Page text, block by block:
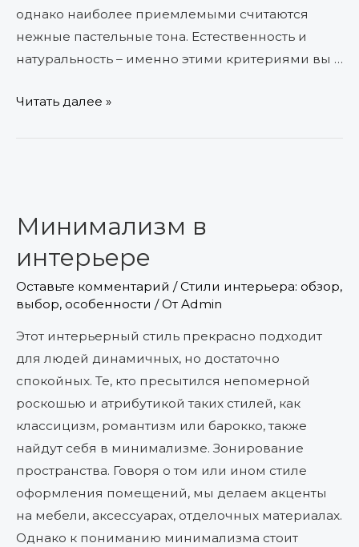
однако наиболее приемлемыми считаются
нежные пастельные тона. Естественность и
натуральность – именно этими критериями вы …
Читать далее »
Минимализм в
интерьере
Оставьте комментарий /Стили интерьера: обзор,
выбор, особенности / От Admin
Этот интерьерный стиль прекрасно подходит
для людей динамичных, но достаточно
спокойных. Те, кто пресытился непомерной
роскошью и атрибутикой таких стилей, как
классицизм, романтизм или барокко, также
найдут себя в минимализме. Зонирование
пространства. Говоря о том или ином стиле
оформления помещений, мы делаем акценты
на мебели, аксессуарах, отделочных материалах.
Однако к пониманию минимализма стоит
интерьере